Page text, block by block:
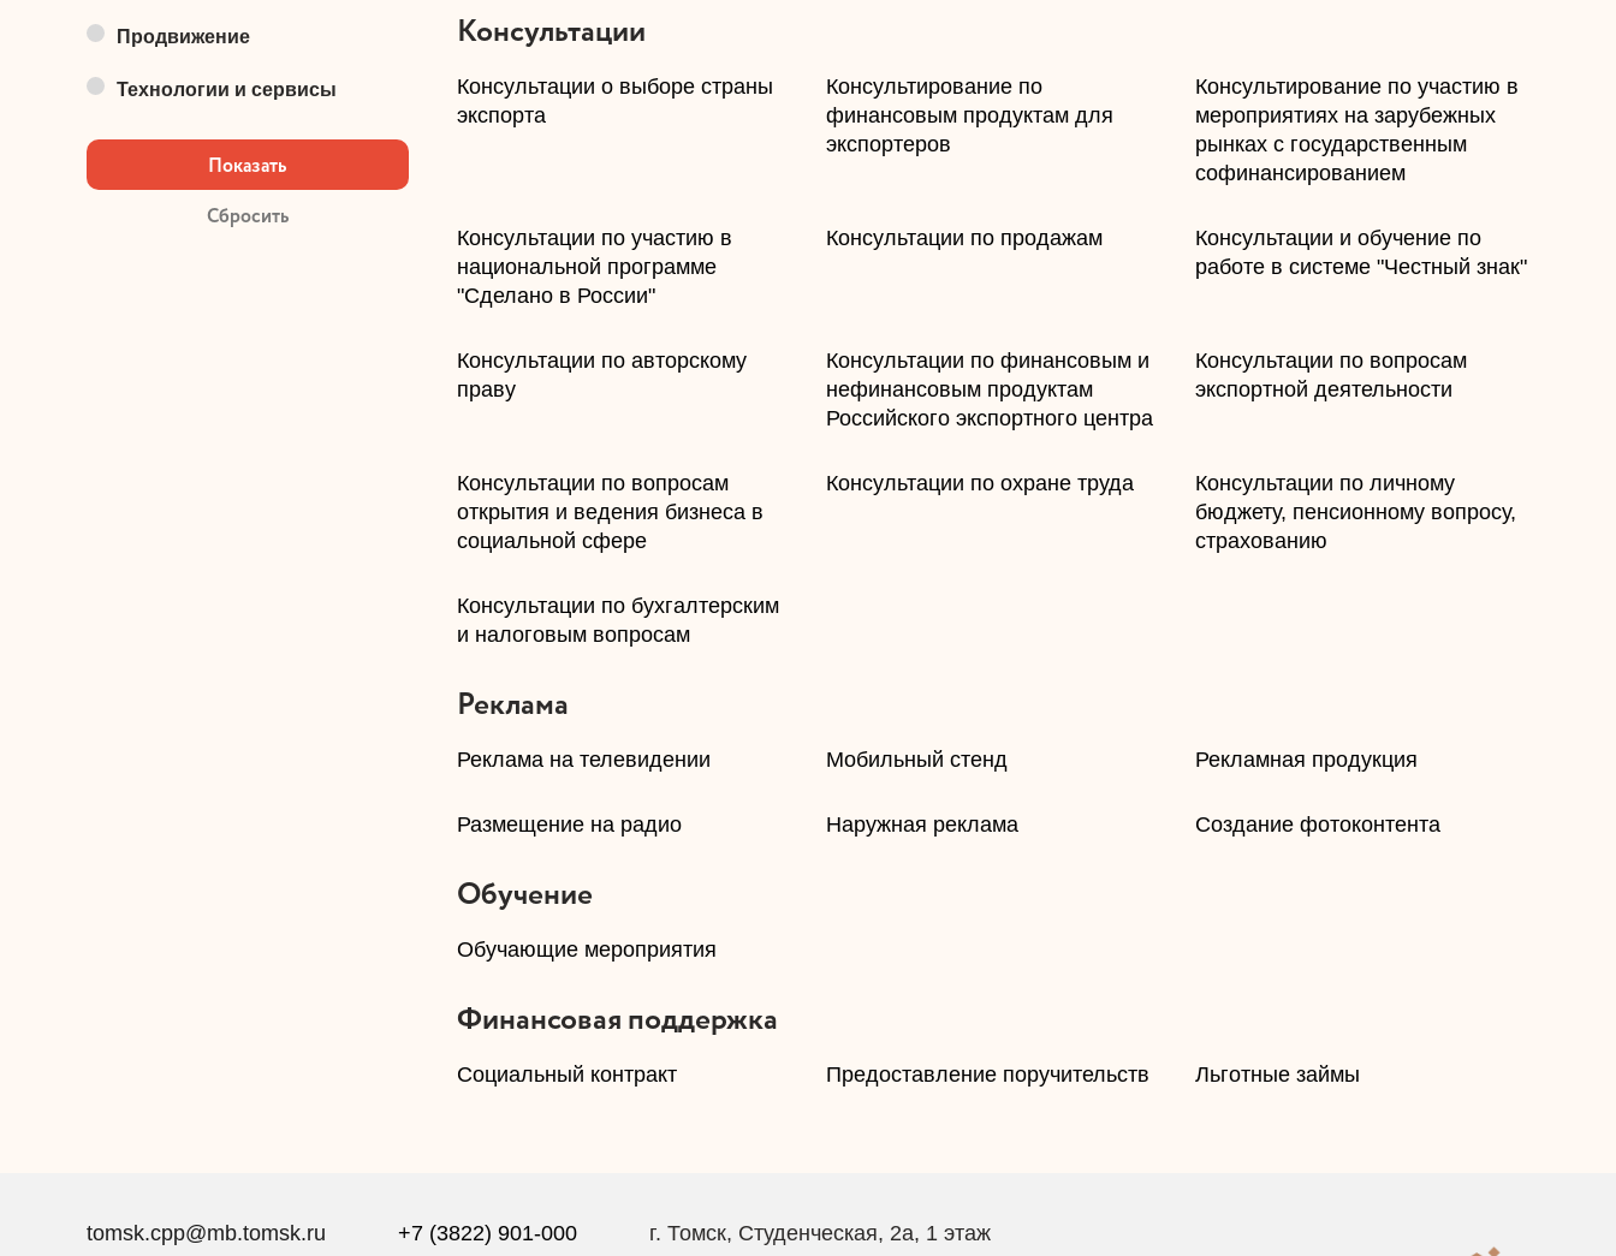
Продвижение
Технологии и сервисы
Консультации
​Консультации о выборе страны
экспорта
​Консультирование по
финансовым продуктам для
экспортеров
​Консультирование по участию в
мероприятиях на зарубежных
рынках с государственным
софинансированием
​Консультации по участию в
национальной программе
"Сделано в России"
​Консультации по продажам
​Консультации и обучение по
работе в системе "Честный знак"
​Консультации по авторскому
праву
​Консультации по финансовым и
нефинансовым продуктам
Российского экспортного центра
​Консультации по вопросам
экспортной деятельности
​Консультации по вопросам
открытия и ведения бизнеса в
социальной сфере
​Консультации по охране труда
​Консультации по личному
бюджету, пенсионному вопросу,
страхованию
​Консультации по бухгалтерским
и налоговым вопросам
Реклама
​Реклама на телевидении ​Мобильный стенд ​Рекламная продукция
​Размещение на радио ​Наружная реклама ​Создание фотоконтента
Обучение
​Обучающие мероприятия
Финансовая поддержка
​Социальный контракт ​Предоставление поручительств ​Льготные займы
tomsk.cpp@mb.tomsk.ru +7 (3822) 901-000 г. Томск, Студенческая, 2а, 1 этаж